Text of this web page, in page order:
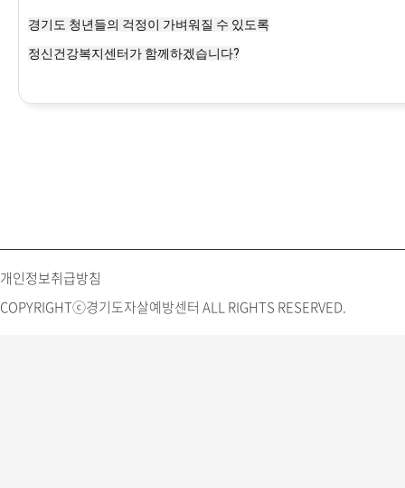
경기도 청년들의 걱정이 가벼워질 수 있도록
정신건강복지센터가 함께하겠습니다?
개인정보취급방침
COPYRIGHTⓒ경기도자살예방센터 ALL RIGHTS RESERVED.